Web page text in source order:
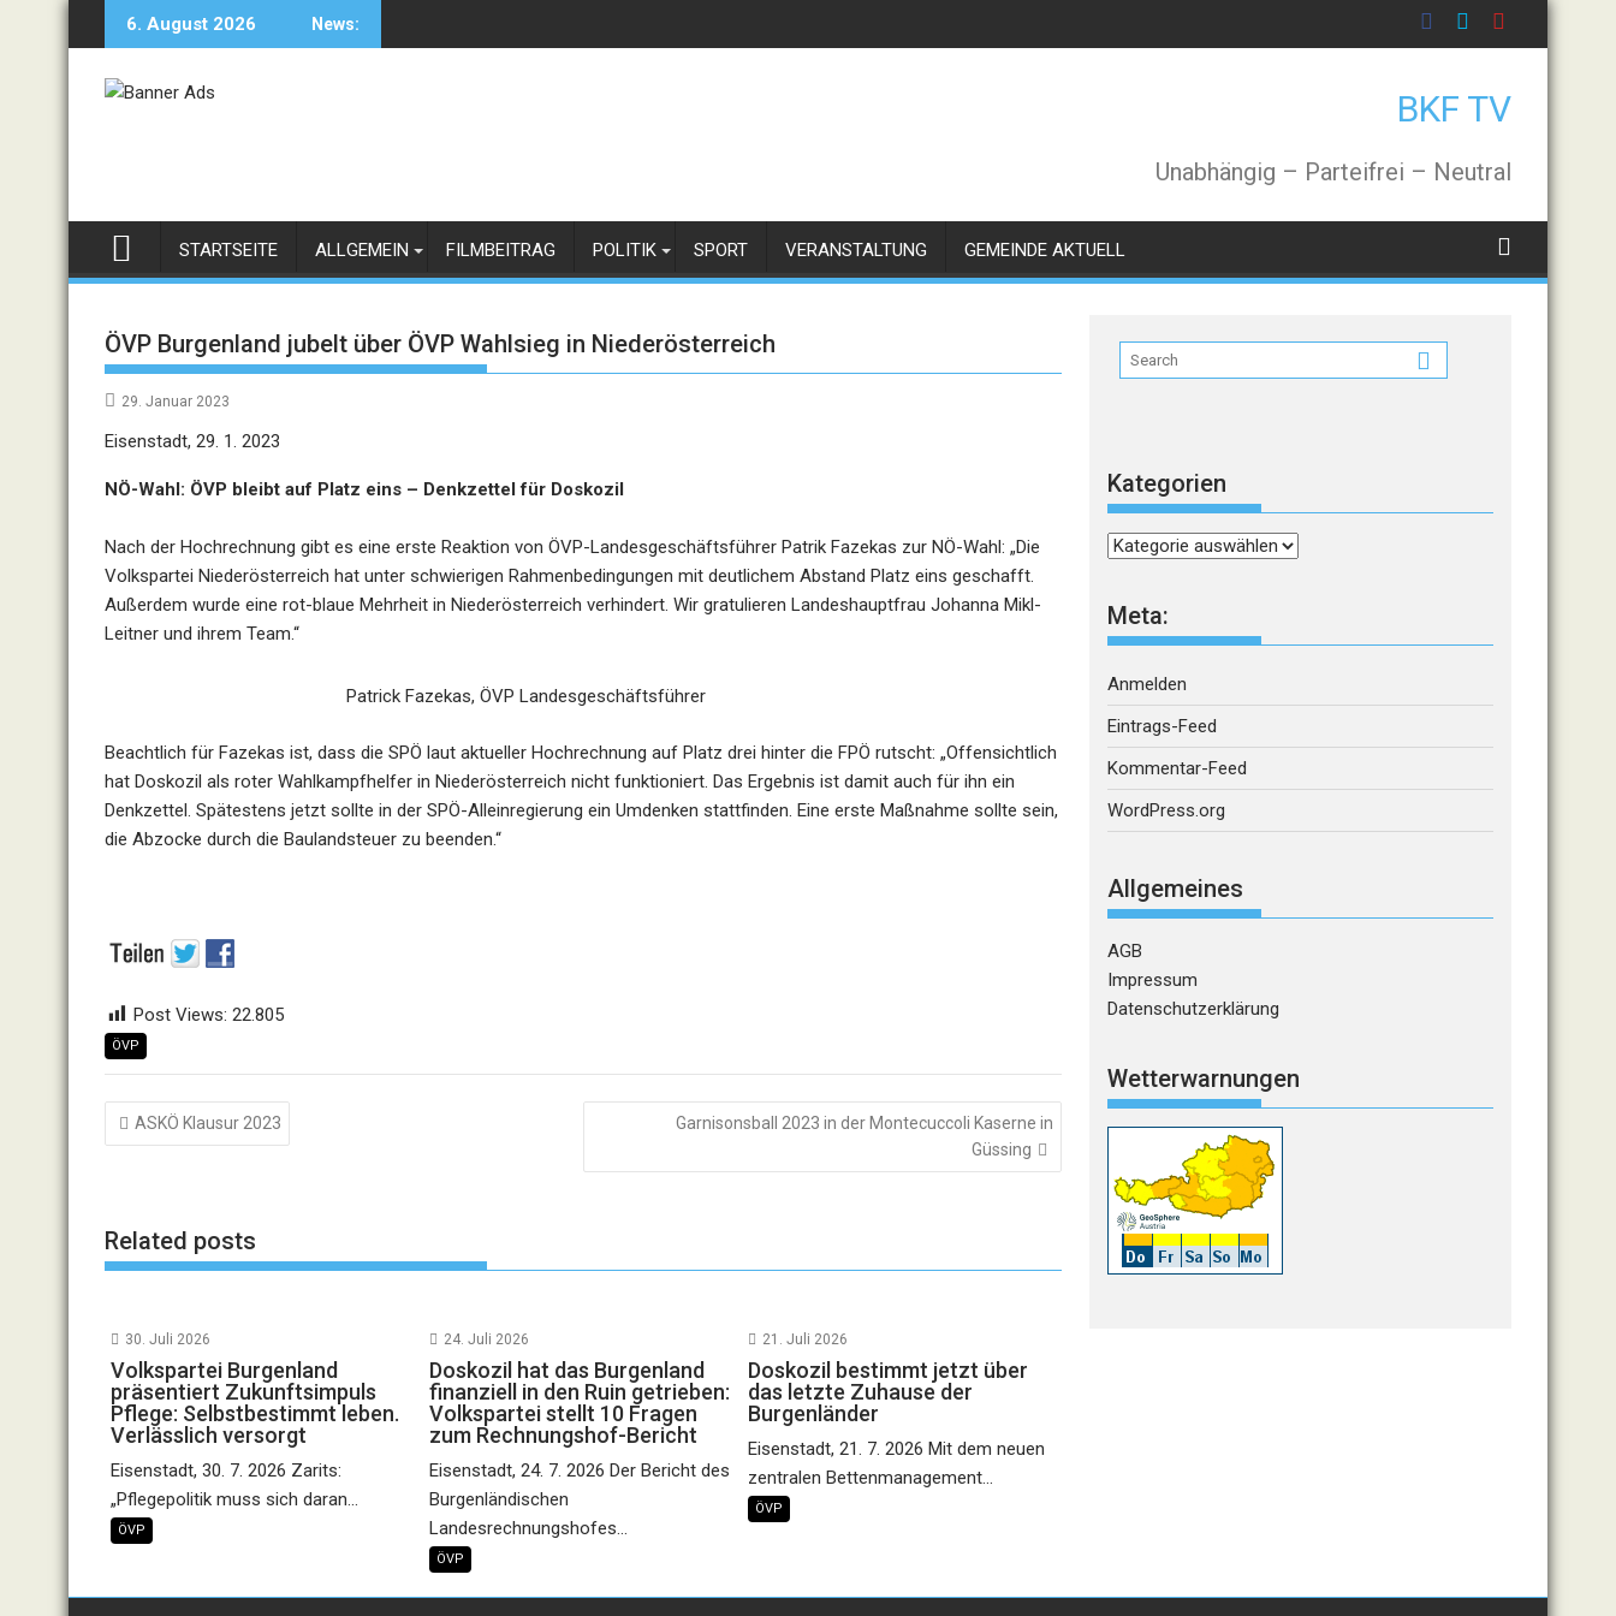
6. August 2026 News:
BKF TV
Unabhängig – Parteifrei – Neutral
STARTSEITE ALLGEMEIN FILMBEITRAG POLITIK SPORT VERANSTALTUNG GEMEINDE AKTUELL
ÖVP Burgenland jubelt über ÖVP Wahlsieg in Niederösterreich
29. Januar 2023
Eisenstadt, 29. 1. 2023
NÖ-Wahl: ÖVP bleibt auf Platz eins – Denkzettel für Doskozil
Nach der Hochrechnung gibt es eine erste Reaktion von ÖVP-Landesgeschäftsführer Patrik Fazekas zur NÖ-Wahl: „Die
Volkspartei Niederösterreich hat unter schwierigen Rahmenbedingungen mit deutlichem Abstand Platz eins geschafft.
Außerdem wurde eine rot-blaue Mehrheit in Niederösterreich verhindert. Wir gratulieren Landeshauptfrau Johanna Mikl-
Leitner und ihrem Team.“
Patrick Fazekas, ÖVP Landesgeschäftsführer
Beachtlich für Fazekas ist, dass die SPÖ laut aktueller Hochrechnung auf Platz drei hinter die FPÖ rutscht: „Offensichtlich
hat Doskozil als roter Wahlkampfhelfer in Niederösterreich nicht funktioniert. Das Ergebnis ist damit auch für ihn ein
Denkzettel. Spätestens jetzt sollte in der SPÖ-Alleinregierung ein Umdenken stattfinden. Eine erste Maßnahme sollte sein,
die Abzocke durch die Baulandsteuer zu beenden.“
Post Views: 22.805
ÖVP
Beitragsnavigation
ASKÖ Klausur 2023
Garnisonsball 2023 in der Montecuccoli Kaserne in
Güssing
Related posts
30. Juli 2026
Volkspartei Burgenland
präsentiert Zukunftsimpuls
Pflege: Selbstbestimmt leben.
Verlässlich versorgt
Eisenstadt, 30. 7. 2026 Zarits:
„Pflegepolitik muss sich daran...
ÖVP
24. Juli 2026
Doskozil hat das Burgenland
finanziell in den Ruin getrieben:
Volkspartei stellt 10 Fragen
zum Rechnungshof-Bericht
Eisenstadt, 24. 7. 2026 Der Bericht des
Burgenländischen
Landesrechnungshofes...
ÖVP
21. Juli 2026
Doskozil bestimmt jetzt über
das letzte Zuhause der
Burgenländer
Eisenstadt, 21. 7. 2026 Mit dem neuen
zentralen Bettenmanagement...
ÖVP
Kategorien
Kategorien
Meta:
Anmelden
Eintrags-Feed
Kommentar-Feed
WordPress.org
Allgemeines
AGB
Impressum
Datenschutzerklärung
Wetterwarnungen